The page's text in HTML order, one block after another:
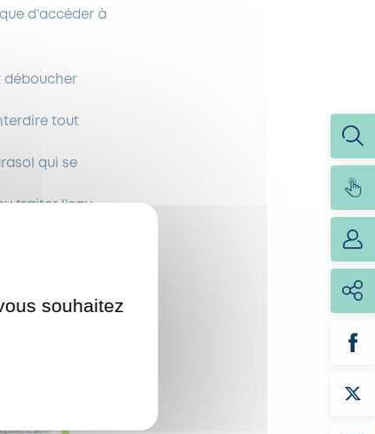
d’accéder à
déboucher
tout
qui se
traiter l’eau
résidus et le
souhaitez